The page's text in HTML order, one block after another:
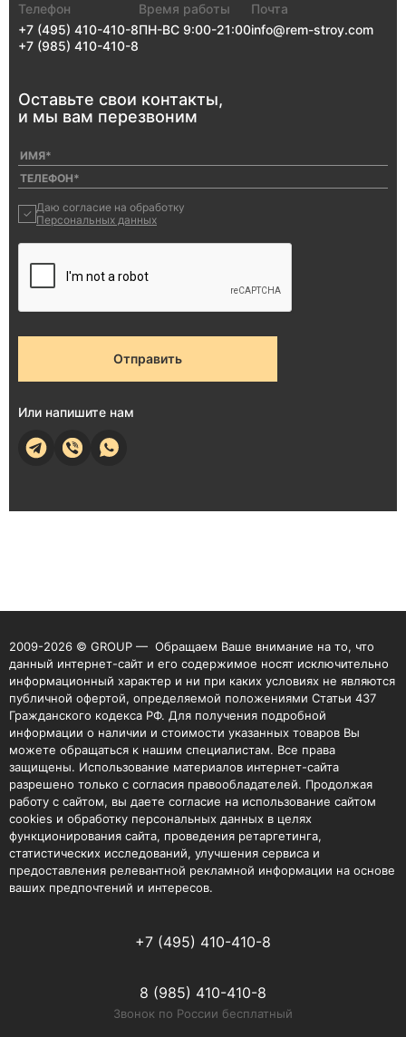
Телефон
+7 (495) 410-410-8
+7 (985) 410-410-8
Почта
info@rem-stroy.com
Время работы
ПН-ВС 9:00-21:00
Оставьте свои контакты,
и мы вам перезвоним
Даю согласие на обработку
Персональных данных
Отправить
Или напишите нам
2009-2026 © GROUP — Обращаем Ваше внимание на то, что
данный интернет-сайт и его содержимое носят исключительно
информационный характер и ни при каких условиях не являются
публичной офертой, определяемой положениями Статьи 437
Гражданского кодекса РФ. Для получения подробной
информации о наличии и стоимости указанных товаров Вы
можете обращаться к нашим специалистам. Все права
защищены. Использование материалов интернет-сайта
разрешено только с согласия правообладателей. Продолжая
работу с сайтом, вы даете согласие на использование сайтом
cookies и обработку персональных данных в целях
функционирования сайта, проведения ретаргетинга,
статистических исследований, улучшения сервиса и
предоставления релевантной рекламной информации на основе
ваших предпочтений и интересов.
+7 (495) 410-410-8
8 (985) 410-410-8
Звонок по России бесплатный